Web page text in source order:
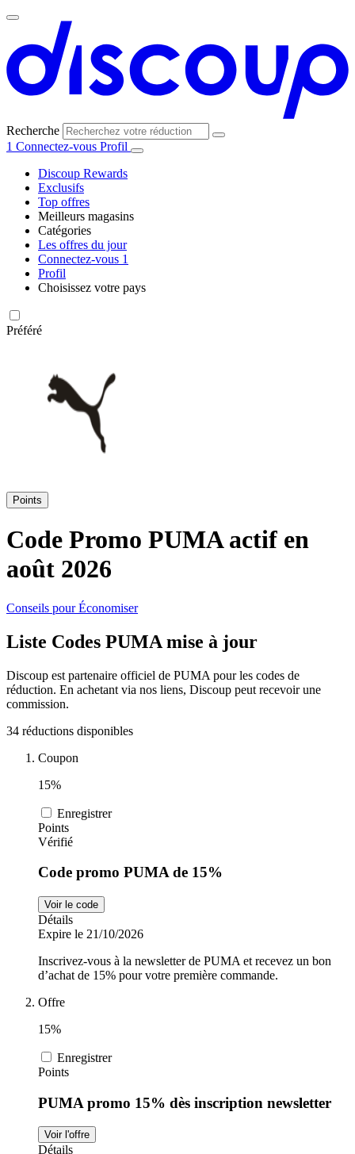
Recherche
1 Connectez-vous Profil
Discoup Rewards
Exclusifs
Top offres
Meilleurs magasins
AliExpress
ManoMano
Guess
Europcar
Autodoc
Uber Eats
Cdiscount
TikTok Shop
Catégories
Vêtements et
chaussures
Vacances et
santé
Sports et
Fitness
Voitures et
motocyclettes
Les offres du jour
Connectez-vous 1
Profil
Choisissez votre pays
Préféré
Points
Code Promo PUMA actif en
août 2026
Conseils pour Économiser
Liste Codes PUMA mise à jour
Discoup est partenaire officiel de PUMA pour les codes de
réduction. En achetant via nos liens, Discoup peut recevoir une
commission.
34 réductions disponibles
Coupon
15%
Enregistrer
Points
Vérifié
Code promo PUMA de 15%
Voir le code
Détails
Expire le 21/10/2026
Inscrivez-vous à la newsletter de PUMA et recevez un bon
d’achat de 15% pour votre première commande.
Offre
15%
Enregistrer
Points
PUMA promo 15% dès inscription newsletter
Voir l'offre
Détails